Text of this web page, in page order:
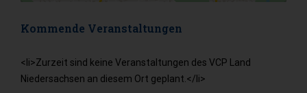
Kommende Veranstaltungen
<li>Zurzeit sind keine Veranstaltungen des VCP Land
Niedersachsen an diesem Ort geplant.</li>